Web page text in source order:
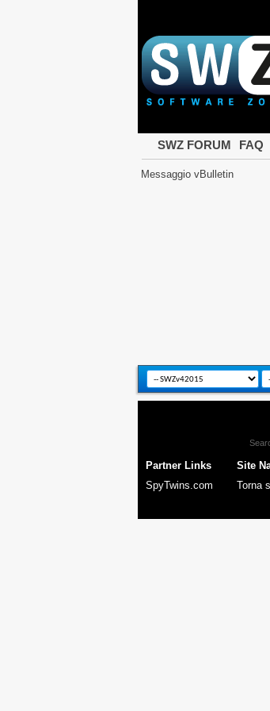
SWZ FORUM FAQ
Messaggio vBulletin
Partner Links
SpyTwins.com
Site
Torna